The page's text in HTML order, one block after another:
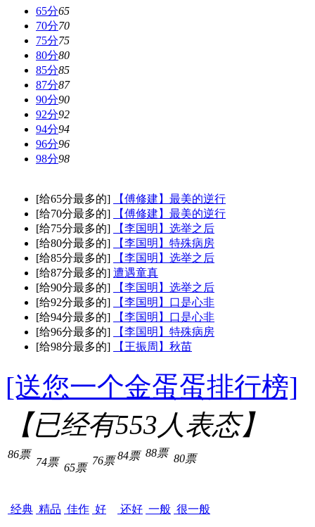
65分65
70分70
75分75
80分80
85分85
87分87
90分90
92分92
94分94
96分96
98分98
[给65分最多的]
【傅修建】最美的逆行
[给70分最多的]
【傅修建】最美的逆行
[给75分最多的]
【李国明】选举之后
[给80分最多的]
【李国明】特殊病房
[给85分最多的]
【李国明】选举之后
[给87分最多的] 遭遇童真
[给90分最多的]
【李国明】选举之后
[给92分最多的]
【李国明】口是心非
[给94分最多的]
【李国明】口是心非
[给96分最多的]
【李国明】特殊病房
[给98分最多的]
【王振周】秋苗
[送您一个金蛋蛋排行榜]
【已经有553人表态】
86票
经典
74票
精品
65票
佳作
76票
好
84票
还好
88票
一般
80票
很一般